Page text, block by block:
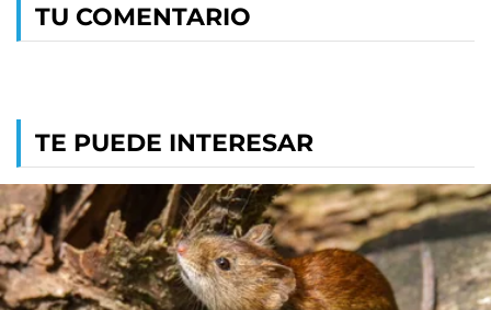
TU COMENTARIO
TE PUEDE INTERESAR